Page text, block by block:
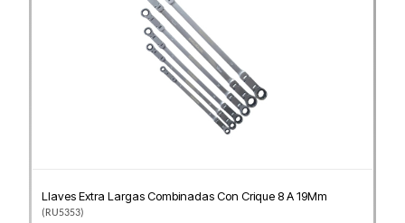
Llaves Extra Largas Combinadas Con Crique 8 A 19Mm
(RU5353)